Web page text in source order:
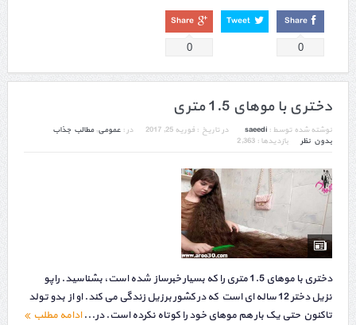
Share
0
Tweet
Share
0
دختری با موهای 1.5 متری
نوشته شده توسط : saeedi در تاریخ : فوریه 25, 2017 در : عمومی,مطالب جذاب
بدون نظر
بازدیدها : 2,363
دختری با موهای 1.5 متری را که بسیار خبرساز شده است، بشناسید. راپو
نزیل دختر 12 ساله ای است که در کشور برزیل زندگی می کند. او از بدو تولد
تاکنون حتی یک بار هم موهای خود را کوتاه نکرده است. در...ادامه مطلب